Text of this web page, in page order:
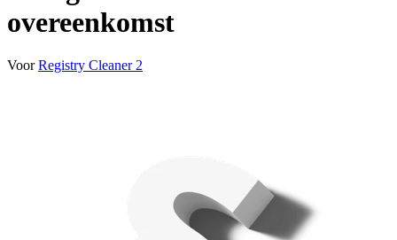
overeenkomst
VoorRegistry Cleaner 2